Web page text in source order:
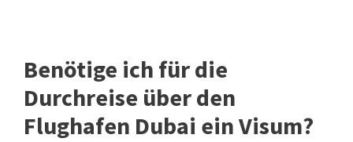
Benötige ich für die
Durchreise über den
Flughafen Dubai ein Visum?